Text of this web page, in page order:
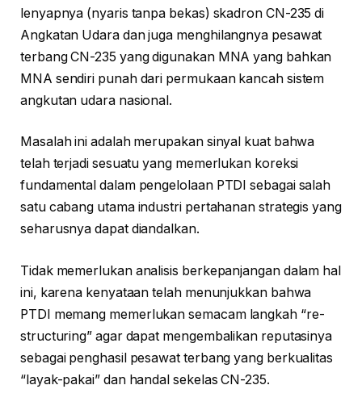
lenyapnya (nyaris tanpa bekas) skadron CN-235 di
Angkatan Udara dan juga menghilangnya pesawat
terbang CN-235 yang digunakan MNA yang bahkan
MNA sendiri punah dari permukaan kancah sistem
angkutan udara nasional.
Masalah ini adalah merupakan sinyal kuat bahwa
telah terjadi sesuatu yang memerlukan koreksi
fundamental dalam pengelolaan PTDI sebagai salah
satu cabang utama industri pertahanan strategis yang
seharusnya dapat diandalkan.
Tidak memerlukan analisis berkepanjangan dalam hal
ini, karena kenyataan telah menunjukkan bahwa
PTDI memang memerlukan semacam langkah “re-
structuring” agar dapat mengembalikan reputasinya
sebagai penghasil pesawat terbang yang berkualitas
“layak-pakai” dan handal sekelas CN-235.